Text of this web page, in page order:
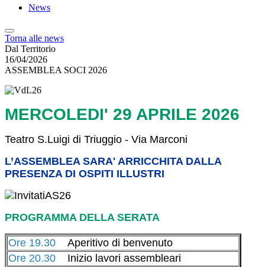
News
Torna alle news
Dal Territorio
16/04/2026
ASSEMBLEA SOCI 2026
MERCOLEDI' 29 APRILE 2026
Teatro S.Luigi di Triuggio - Via Marconi
L’ASSEMBLEA SARA' ARRICCHITA DALLA
PRESENZA DI OSPITI ILLUSTRI
PROGRAMMA DELLA SERATA
Ore 19.30 Aperitivo di benvenuto
Ore 20.30 Inizio lavori assembleari